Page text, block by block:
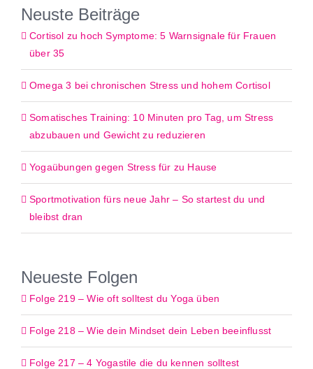
Neuste Beiträge
Cortisol zu hoch Symptome: 5 Warnsignale für Frauen
über 35
Omega 3 bei chronischen Stress und hohem Cortisol
Somatisches Training: 10 Minuten pro Tag, um Stress
abzubauen und Gewicht zu reduzieren
Yogaübungen gegen Stress für zu Hause
Sportmotivation fürs neue Jahr – So startest du und
bleibst dran
Neueste Folgen
Folge 219 – Wie oft solltest du Yoga üben
Folge 218 – Wie dein Mindset dein Leben beeinflusst
Folge 217 – 4 Yogastile die du kennen solltest